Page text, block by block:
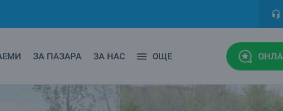
ЗА ПАЗАРА ЗА НАС ОЩЕ